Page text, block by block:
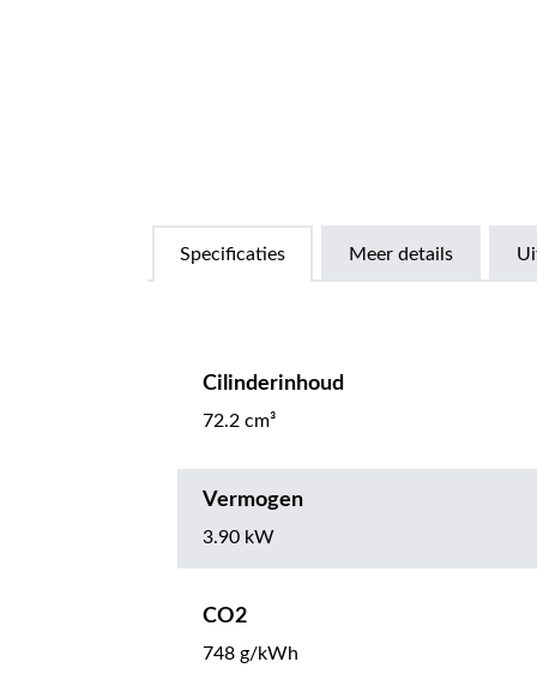
Specificaties Meer details
Cilinderinhoud
72.2 cm³
Vermogen
3.90 kW
CO2
748 g/kWh